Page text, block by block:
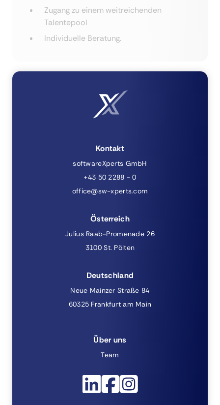
Zugang zu einem weitreichenden
Talentepool
Individuelle Beratung.
Kontakt
softwareXperts GmbH
+43 50 2288 - 0
office@sw-xperts.com
Österreich
Julius Raab-Promenade 26
3100 St. Pölten
Deutschland
Neue Mainzer Straße 84
60325 Frankfurt am Main
Über uns
Team